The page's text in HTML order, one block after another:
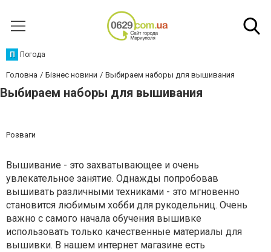
П Погода
Головна Бізнес новини Выбираем наборы для вышивания
Выбираем наборы для вышивания
Розваги
Вышивание - это захватывающее и очень
увлекательное занятие. Однажды попробовав
вышивать различными техниками - это мгновенно
становится любимым хобби для рукодельниц. Очень
важно с самого начала обучения вышивке
использовать только качественные материалы для
вышивки. В нашем интернет магазине есть